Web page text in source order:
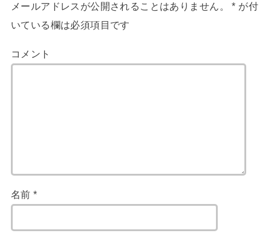
メールアドレスが公開されることはありません。 * が付
いている欄は必須項目です
コメント
名前*